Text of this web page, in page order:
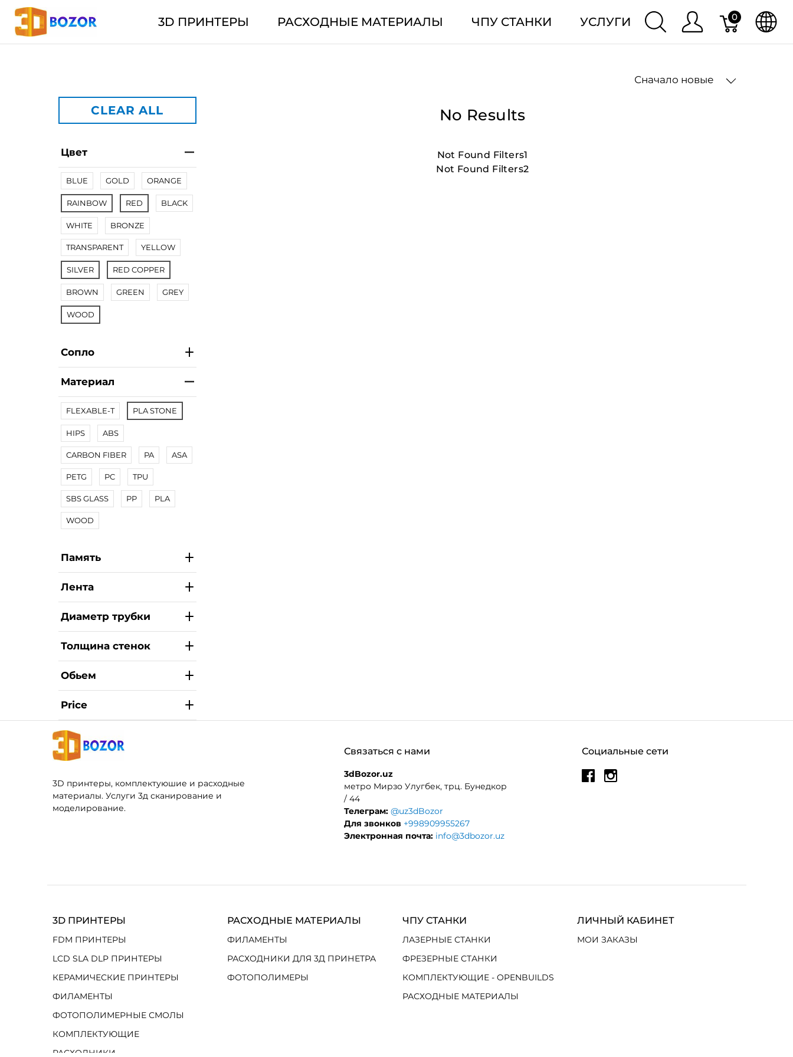
3D ПРИНТЕРЫ РАСХОДНЫЕ МАТЕРИАЛЫ ЧПУ СТАНКИ УСЛУГИ 0
Сначало новые
CLEAR ALL
Цвет
BLUE GOLD ORANGE
RAINBOW RED BLACK
WHITE BRONZE
TRANSPARENT YELLOW
SILVER RED COPPER
BROWN GREEN GREY
WOOD
Сопло
Материал
FLEXABLE-T PLA STONE
HIPS ABS
CARBON FIBER PA ASA
PETG PC TPU
SBS GLASS PP PLA
WOOD
Память
Лента
Диаметр трубки
Толщина стенок
Обьем
Price
No Results
Not Found Filters1
Not Found Filters2
3D принтеры, комплектуюшие и расходные
материалы. Услуги 3д сканирование и
моделирование.
Социальные сети
Связаться с нами
3dBozor.uz
метро Мирзо Улугбек, трц. Бунедкор
/ 44
Телеграм: @uz3dBozor
Для звонков +998909955267
Электронная почта: info@3dbozor.uz
3D ПРИНТЕРЫ
FDM ПРИНТЕРЫ
LCD SLA DLP ПРИНТЕРЫ
КЕРАМИЧЕСКИЕ ПРИНТЕРЫ
ФИЛАМЕНТЫ
ФОТОПОЛИМЕРНЫЕ СМОЛЫ
КОМПЛЕКТУЮЩИЕ
РАСХОДНИКИ
РАСХОДНЫЕ МАТЕРИАЛЫ
ФИЛАМЕНТЫ
РАСХОДНИКИ ДЛЯ 3Д ПРИНЕТРА
ФОТОПОЛИМЕРЫ
ЧПУ СТАНКИ
ЛАЗЕРНЫЕ СТАНКИ
ФРЕЗЕРНЫЕ СТАНКИ
КОМПЛЕКТУЮЩИЕ - OPENBUILDS
РАСХОДНЫЕ МАТЕРИАЛЫ
ЛИЧНЫЙ КАБИНЕТ
МОИ ЗАКАЗЫ